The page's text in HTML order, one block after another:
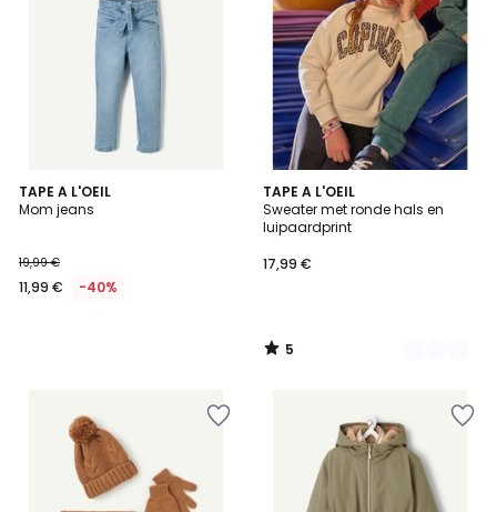
TAPE A L'OEIL
Mom jeans
19,99 €
11,99 € -40%
TAPE A L'OEIL
Sweater met ronde hals en
luipaardprint
17,99 €
5
/
5
2
Kleuren
5
/